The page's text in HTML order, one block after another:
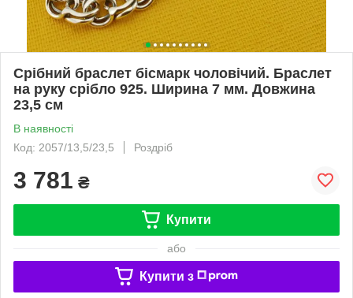
Срібний браслет бісмарк чоловічий. Браслет
на руку срібло 925. Ширина 7 мм. Довжина
23,5 см
В наявності
Код: 2057/13,5/23,5
Роздріб
3 781 ₴
Купити
або
Купити з